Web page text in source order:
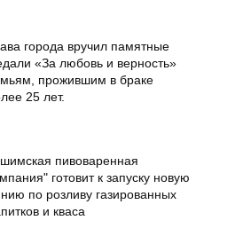
города вручил памятные
«За любовь и верность»
прожившим в браке
25 лет.
пивоваренная
готовит к запуску новую
по розливу газированных
и кваса